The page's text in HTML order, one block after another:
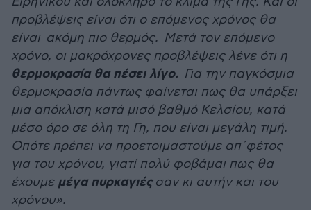
προβλέψεις είναι ότι ο επόμενος χρόνος θα
είναι ακόμη πιο θερμός. Μετά τον επόμενο
χρόνο, οι μακρόχρονες προβλέψεις λένε ότι η
θερμοκρασία θα πέσει λίγο. Για την παγκόσμια
θερμοκρασία πάντως φαίνεται πως θα υπάρξει
μια απόκλιση κατά μισό βαθμό Κελσίου, κατά
μέσο όρο σε όλη τη Γη, που είναι μεγάλη τιμή.
Οπότε πρέπει να προετοιμαστούμε απ΄φέτος
για του χρόνου, γιατί πολύ φοβάμαι πως θα
έχουμε μέγα πυρκαγιέςσαν κι αυτήν και του
χρόνου».